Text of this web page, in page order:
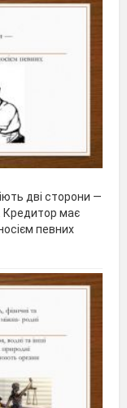
дві сторони —
Кредитор має
певних